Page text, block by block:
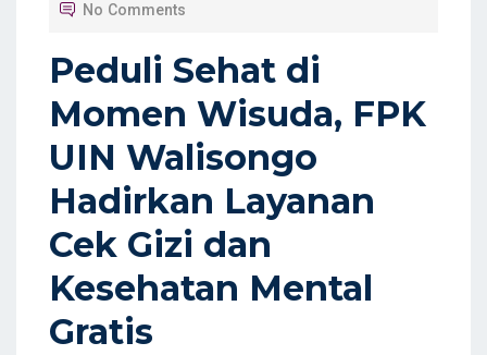
O
N
No Comments
Peduli Sehat di
Momen Wisuda, FPK
UIN Walisongo
Hadirkan Layanan
Cek Gizi dan
Kesehatan Mental
Gratis